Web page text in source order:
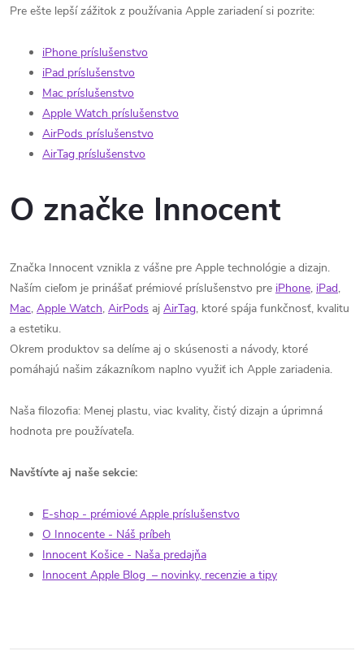
Pre ešte lepší zážitok z používania Apple zariadení si pozrite:
iPhone príslušenstvo
iPad príslušenstvo
Mac príslušenstvo
Apple Watch príslušenstvo
AirPods príslušenstvo
AirTag príslušenstvo
O značke Innocent
Značka Innocent vznikla z vášne pre Apple technológie a dizajn.
Naším cieľom je prinášať prémiové príslušenstvo pre iPhone, iPad,
Mac, Apple Watch, AirPods aj AirTag, ktoré spája funkčnosť, kvalitu
a estetiku.
Okrem produktov sa delíme aj o skúsenosti a návody, ktoré
pomáhajú našim zákazníkom naplno využiť ich Apple zariadenia.
Naša filozofia: Menej plastu, viac kvality, čistý dizajn a úprimná
hodnota pre používateľa.
Navštívte aj naše sekcie:
E-shop - prémiové Apple príslušenstvo
O Innocente - Náš príbeh
Innocent Košice - Naša predajňa
Innocent Apple Blog – novinky, recenzie a tipy